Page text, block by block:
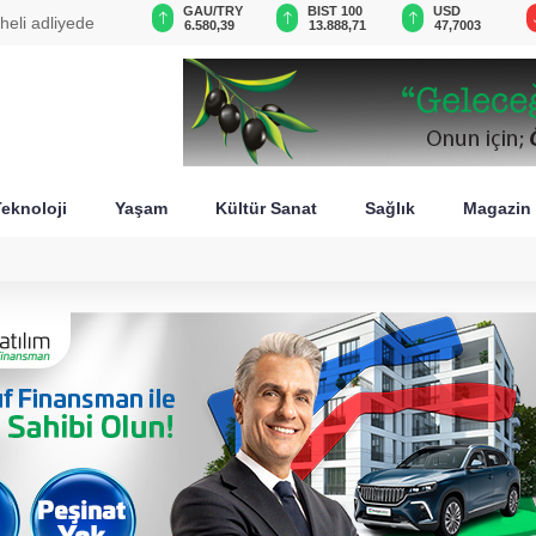
09:00 - Kritik viraj dönüldü: Meclis'te çerçeve yasa
0,0018
GAU/TRY
6.580,39
BIST 100
13.888,71
USD
47,7003
Yaşam Kültür Sanat Sağlık Magazin